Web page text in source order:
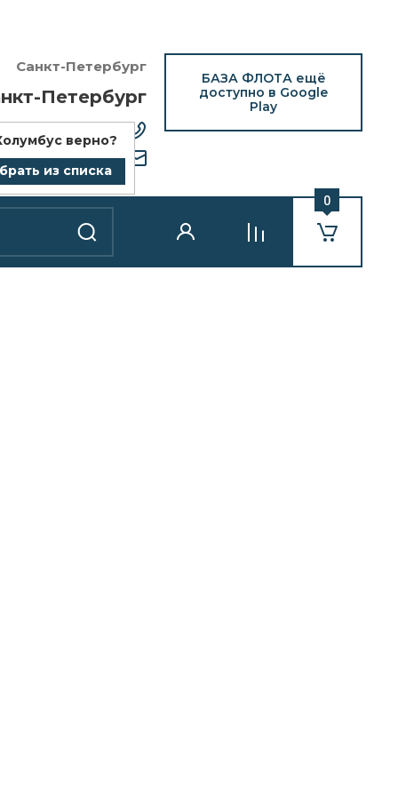
Санкт-Петербург
Петербург
верно?
из списка
418-25-77
БАЗА ФЛОТА ещё
доступно в Google
Play
0